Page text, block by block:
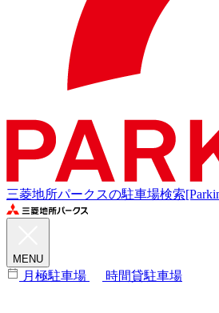
三菱地所パークスの駐車場検索
MENU
月極駐車場 時間貸駐車場